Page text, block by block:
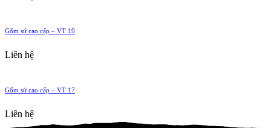
Gốm sứ cao cấp – VT 19
Liên hệ
Gốm sứ cao cấp – VT 17
Liên hệ